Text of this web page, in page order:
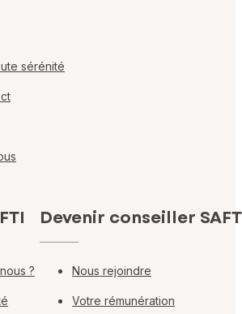
sérénité
?
Devenir conseiller
Nous rejoindre
Votre rémunération